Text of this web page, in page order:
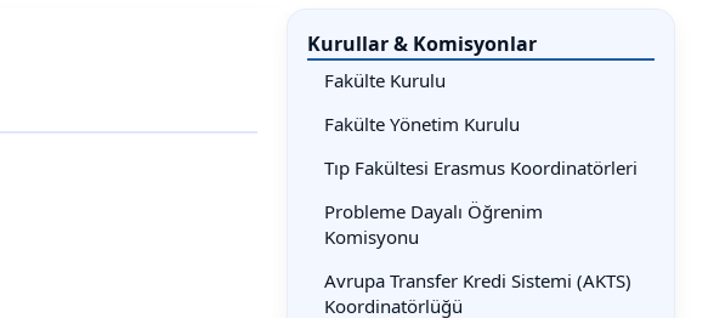
Kurullar & Komisyonlar
Fakülte Kurulu
Fakülte Yönetim Kurulu
Tıp Fakültesi Erasmus Koordinatörleri
Probleme Dayalı Öğrenim
Komisyonu
Avrupa Transfer Kredi Sistemi (AKTS)
Koordinatörlüğü